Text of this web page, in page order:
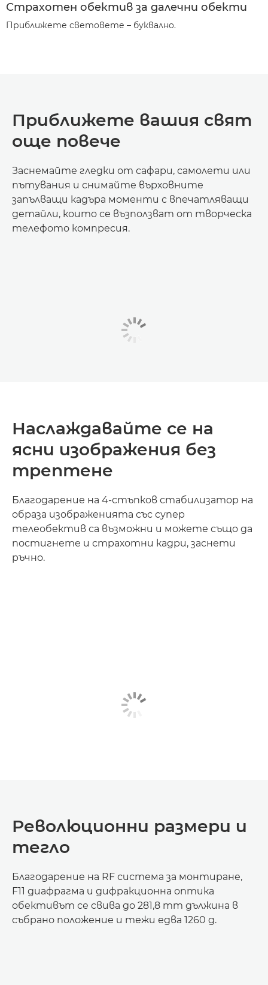
Страхотен обектив за далечни обекти
Приближете световете – буквално.
Приближете вашия свят
още повече
Заснемайте гледки от сафари, самолети или
пътувания и снимайте върховните
запълващи кадъра моменти с впечатляващи
детайли, които се възползват от творческа
телефото компресия.
Наслаждавайте се на
ясни изображения без
трептене
Благодарение на 4-стъпков стабилизатор на
образа изображенията със супер
телеобектив са възможни и можете също да
постигнете и страхотни кадри, заснети
ръчно.
Революционни размери и
тегло
Благодарение на RF система за монтиране,
F11 диафрагма и дифракционна оптика
обективът се свива до 281,8 mm дължина в
събрано положение и тежи едва 1260 g.